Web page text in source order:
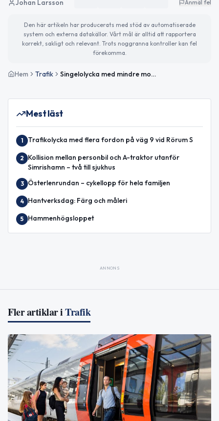
Johan Larsson Anmäl fel
Den här artikeln har producerats med stöd av automatiserade
system och externa datakällor. Vårt mål är alltid att rapportera
korrekt, sakligt och relevant. Trots noggranna kontroller kan fel
förekomma.
Hem Trafik Singelolycka med mindre motorfordon på väg 1587 mellan Raskarum och Rörum
Mest läst
1 Trafikolycka med flera fordon på väg 9 vid Rörum S
2
Kollision mellan personbil och A-traktor utanför
Simrishamn – två till sjukhus
3 Österlenrundan – cykellopp för hela familjen
4 Hantverksdag: Färg och måleri
5 Hammenhögsloppet
ANNONS
Fler artiklar iTrafik